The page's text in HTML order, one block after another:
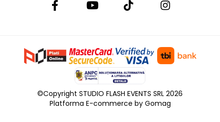
©Copyright STUDIO FLASH EVENTS SRL 2026
Platforma E-commerce by Gomag